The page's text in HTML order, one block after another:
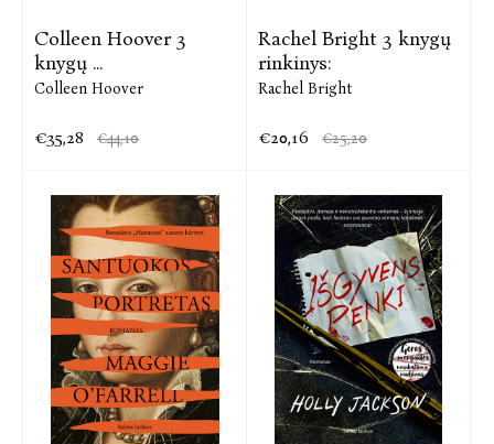
Colleen Hoover 3
knygų ...
Colleen Hoover
€35,28 €44,10
Rachel Bright 3 knygų
rinkinys:
Rachel Bright
€20,16 €25,20